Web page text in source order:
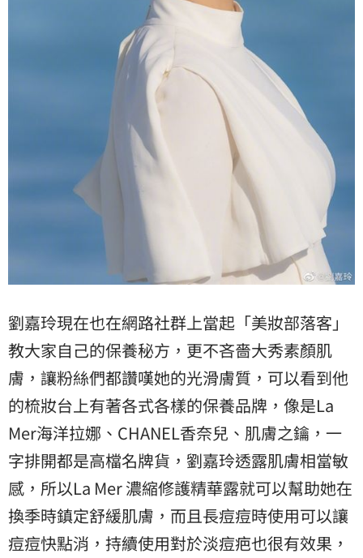
劉嘉玲現在也在網路社群上當起「美妝部落客」
教大家自己的保養秘方，更不吝嗇大秀素顏肌
膚，讓粉絲們都讚嘆她的光滑膚質，可以看到他
的梳妝台上有著各式各樣的保養品牌，像是La
Mer海洋拉娜、CHANEL香奈兒、肌膚之鑰，一
字排開都是高檔名牌貨，劉嘉玲透露肌膚相當敏
感，所以La Mer 濃縮修護精華露就可以幫助她在
換季時鎮定舒緩肌膚，而且長痘痘時使用可以讓
痘痘快點消，持續使用對於淡痘疤也很有效果，